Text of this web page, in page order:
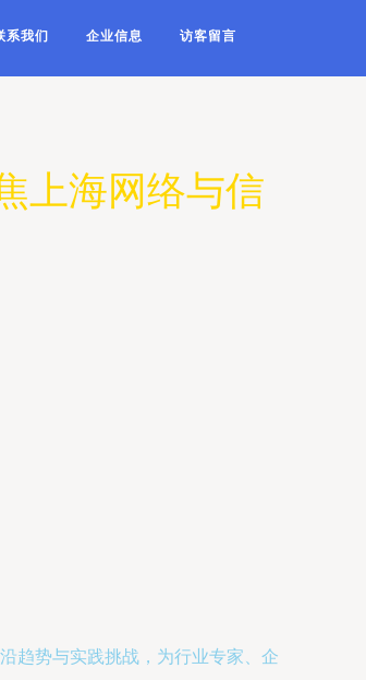
系我们 企业信息 访客留言
上海网络与信
趋势与实践挑战，为行业专家、企